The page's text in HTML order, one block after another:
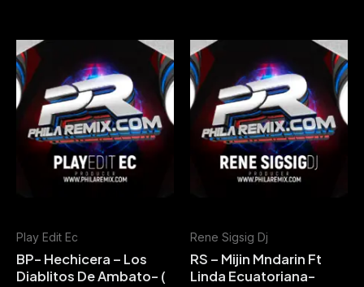
Play Edit Ec
BP- Hechicera – Los
Diablitos De Ambato- (
Rene Sigsig Dj
RS – Mijin Mndarin Ft
Linda Ecuatoriana-